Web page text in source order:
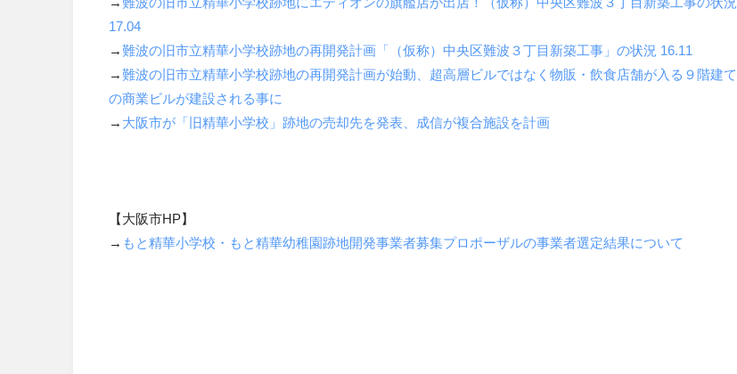
17.04
→難波の旧市立精華小学校跡地の再開発計画「（仮称）中央区難波３丁目新築工事」の状況 16.11
→難波の旧市立精華小学校跡地の再開発計画が始動、超高層ビルではなく物販・飲食店舗が入る９階建て
の商業ビルが建設される事に
→ 大阪市が「旧精華小学校」跡地の売却先を発表、成信が複合施設を計画
【大阪市HP】
→ もと精華小学校・もと精華幼稚園跡地開発事業者募集プロポーザルの事業者選定結果について